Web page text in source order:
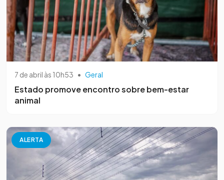
7 de abril às 10h53 • Geral
Estado promove encontro sobre bem-estar
animal
ALERTA